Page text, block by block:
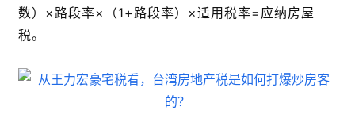
数）×路段率×（1+路段率）×适用税率=应纳房屋
税。